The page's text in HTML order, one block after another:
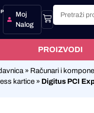
Moj
Nalog
PROIZVODI
» Računari i
kartice » Digitus PCI